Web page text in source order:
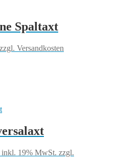
Spaltaxt
zzgl. Versandkosten
inkl. 19% MwSt. zzgl.